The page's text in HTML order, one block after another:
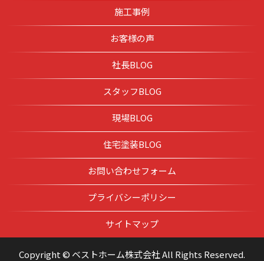
施工事例
お客様の声
社長BLOG
スタッフBLOG
現場BLOG
住宅塗装BLOG
お問い合わせフォーム
プライバシーポリシー
サイトマップ
Copyright © ベストホーム株式会社 All Rights Reserved.